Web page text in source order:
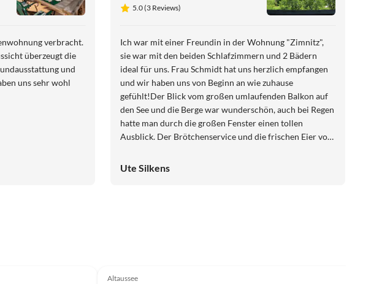
verbracht.
überzeugt die
und
uns sehr wohl
5.0 (3 Reviews)
Ich war mit einer Freundin in der Wohnung "Zimnitz",
sie war mit den beiden Schlafzimmern und 2 Bädern
ideal für uns. Frau Schmidt hat uns herzlich empfangen
und wir haben uns von Beginn an wie zuhause
gefühlt!Der Blick vom großen umlaufenden Balkon auf
den See und die Berge war wunderschön, auch bei Regen
hatte man durch die großen Fenster einen tollen
Ausblick. Der Brötchenservice und die frischen Eier von
in den Tag verschönert. Der eigene Badeplatz ist schattig
Ute Silkens
Altaussee